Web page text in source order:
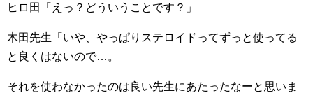
ヒロ田「えっ？どういうことです？」
木田先生「いや、やっぱりステロイドってずっと使ってる
と良くはないので…。
それを使わなかったのは良い先生にあたったなーと思いま